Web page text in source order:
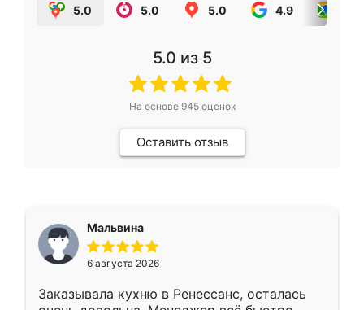
5.0 5.0 5.0 4.9
5.0 из 5
На основе 945оценок
Оставить отзыв
Мальвина
6 августа 2026
Заказывала кухню в Ренессанс, осталась